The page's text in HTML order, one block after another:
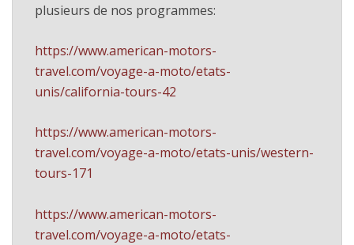
plusieurs de nos programmes:
https://www.american-motors-
travel.com/voyage-a-moto/etats-
unis/california-tours-42
https://www.american-motors-
travel.com/voyage-a-moto/etats-unis/western-
tours-171
https://www.american-motors-
travel.com/voyage-a-moto/etats-